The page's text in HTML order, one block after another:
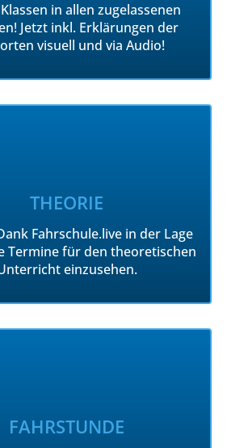
in allen zugelassenen
Jetzt inkl. Erklärungen der
visuell und via Audio!
THEORIE
Fahrschule.live in der Lage
Termine für den theoretischen
einzusehen.
FAHRSTUNDE